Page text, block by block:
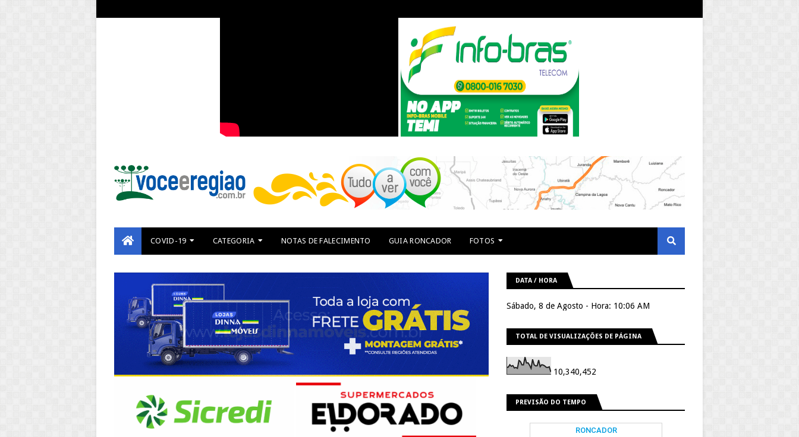
COVID-19 CATEGORIA NOTAS DE FALECIMENTO GUIA RONCADOR FOTOS
DATA / HORA
Sábado, 8 de Agosto - Hora: 10:06 AM
TOTAL DE VISUALIZAÇÕES DE PÁGINA
10,340,452
PREVISÃO DO TEMPO